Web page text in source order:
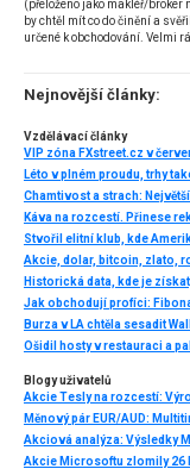
(přeloženo jako makléř/broker
by chtěl mít co do činění a
určené k obchodování. Velmi
několik příkladů nejznámějších
Nejnovější články:
Vzdělávací články
VIP zóna FXstreet.cz v
Káva na rozcestí. Přinese
Akcie, dolar, bitcoin, zlato,
Blogy uživatelů
Akcie Tesly na rozcestí:
Měnový pár EUR/AUD: